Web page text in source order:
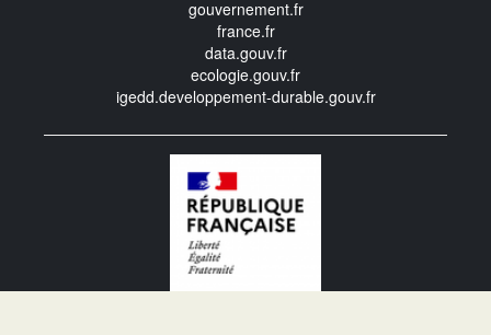
gouvernement.fr
france.fr
data.gouv.fr
ecologie.gouv.fr
igedd.developpement-durable.gouv.fr